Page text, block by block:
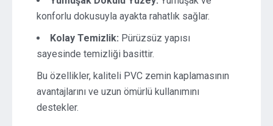
konforlu dokusuyla ayakta rahatlık sağlar.
Kolay Temizlik: Pürüzsüz yapısı
sayesinde temizliği basittir.
Bu özellikler, kaliteli PVC zemin kaplamasının
avantajlarını ve uzun ömürlü kullanımını
destekler.